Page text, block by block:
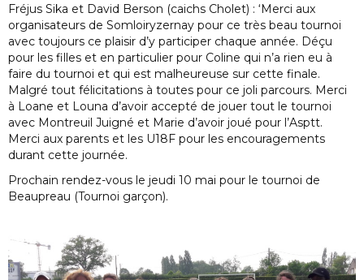
Fréjus Sika et David Berson (caichs Cholet) : ‘Merci aux
organisateurs de Somloiryzernay pour ce très beau tournoi
avec toujours ce plaisir d’y participer chaque année. Déçu
pour les filles et en particulier pour Coline qui n’a rien eu à
faire du tournoi et qui est malheureuse sur cette finale.
Malgré tout félicitations à toutes pour ce joli parcours. Merci
à Loane et Louna d’avoir accepté de jouer tout le tournoi
avec Montreuil Juigné et Marie d’avoir joué pour l’Asptt.
Merci aux parents et les U18F pour les encouragements
durant cette journée.
Prochain rendez-vous le jeudi 10 mai pour le tournoi de
Beaupreau (Tournoi garçon).